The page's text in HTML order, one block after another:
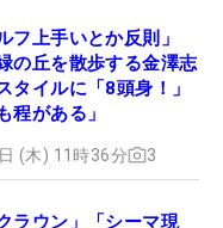
フ上手いとか反則」
の丘を散歩する金澤志
タイルに「8頭身！」
程がある」
(木) 11時36分 3
ラウン」「シーマ現